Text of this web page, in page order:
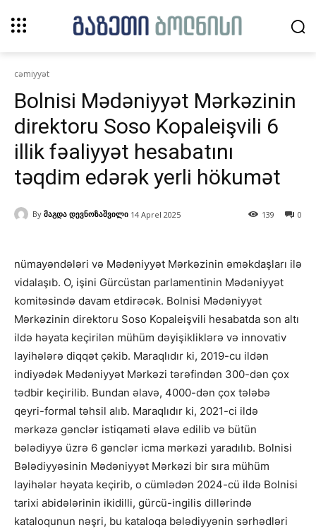
cəmiyyət
Bolnisi Mədəniyyət Mərkəzinin
direktoru Soso Kopaleişvili 6
illik fəaliyyət hesabatını
təqdim edərək yerli hökumət
By მაგდა დევნოზაშვილი 14 Aprel 2025 0
139
nümayəndələri və Mədəniyyət Mərkəzinin əməkdaşları ilə
vidalaşıb. O, işini Gürcüstan parlamentinin Mədəniyyət
komitəsində davam etdirəcək. Bolnisi Mədəniyyət
Mərkəzinin direktoru Soso Kopaleişvili hesabatda son altı
ildə həyata keçirilən mühüm dəyişikliklərə və innovativ
layihələrə diqqət çəkib. Maraqlıdır ki, 2019-cu ildən
indiyədək Mədəniyyət Mərkəzi tərəfindən 300-dən çox
tədbir keçirilib. Bundan əlavə, 4000-dən çox tələbə
qeyri-formal təhsil alıb. Maraqlıdır ki, 2021-ci ildə
mərkəzə gənclər istiqaməti əlavə edilib və bütün
bələdiyyə üzrə 6 gənclər icma mərkəzi yaradılıb. Bolnisi
Bələdiyyəsinin Mədəniyyət Mərkəzi bir sıra mühüm
layihələr həyata keçirib, o cümlədən 2024-cü ildə Bolnisi
tarixi abidələrinin ikidilli, gürcü-ingilis dillərində
kataloqunun nəşri, bu kataloqa bələdiyyənin sərhədləri